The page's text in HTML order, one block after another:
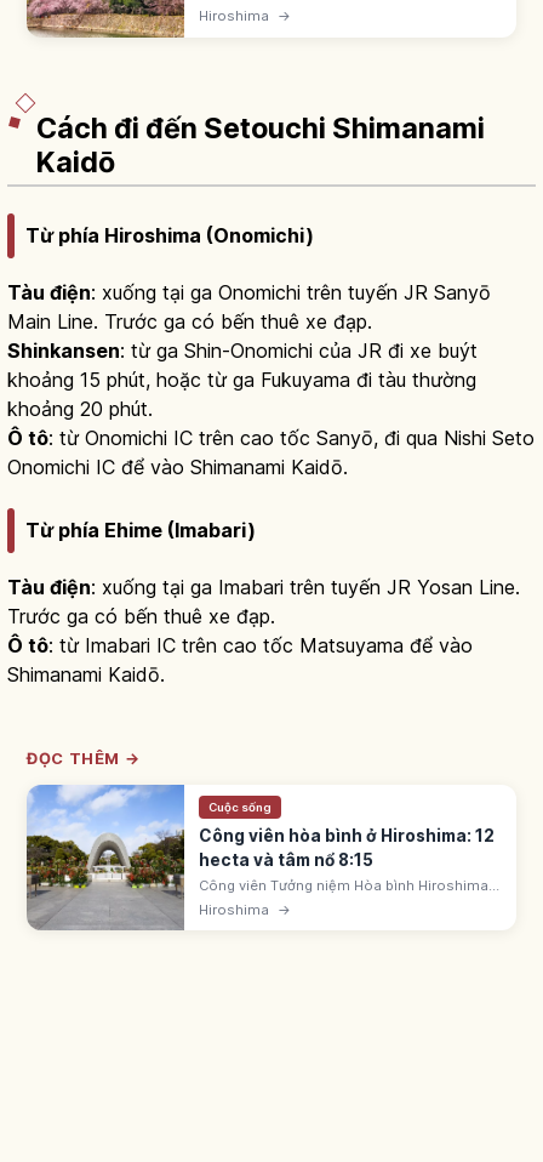
cửa sông Ota. 'Rijo' hay 'lâu đài cá chép' do
Hiroshima →
Cách đi đến Setouchi Shimanami
Kaidō
Từ phía Hiroshima (Onomichi)
Tàu điện: xuống tại ga Onomichi trên tuyến JR Sanyō
Main Line. Trước ga có bến thuê xe đạp.
Shinkansen: từ ga Shin-Onomichi của JR đi xe buýt
khoảng 15 phút, hoặc từ ga Fukuyama đi tàu thường
khoảng 20 phút.
Ô tô: từ Onomichi IC trên cao tốc Sanyō, đi qua Nishi Seto
Onomichi IC để vào Shimanami Kaidō.
Từ phía Ehime (Imabari)
Tàu điện: xuống tại ga Imabari trên tuyến JR Yosan Line.
Trước ga có bến thuê xe đạp.
Ô tô: từ Imabari IC trên cao tốc Matsuyama để vào
Shimanami Kaidō.
ĐỌC THÊM →
Cuộc sống
Công viên hòa bình ở Hiroshima: 12
hecta và tâm nổ 8:15
Công viên Tưởng niệm Hòa bình Hiroshima
rộng 12 hecta gần tâm nổ ngày 6/8/1945 lúc
Hiroshima →